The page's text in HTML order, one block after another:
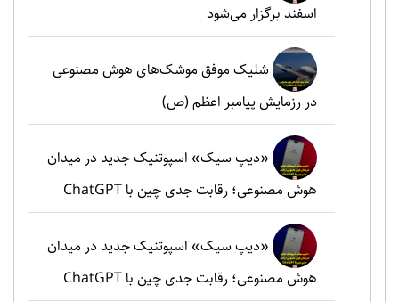
اسفند برگزار می‌شود
شلیک موفق موشک‌های هوش مصنوعی
در رزمایش پیامبر اعظم (ص)
«دیپ سیک» اسپوتنیک جدید در میدان
هوش مصنوعی؛ رقابت جدی چین با ChatGPT
«دیپ سیک» اسپوتنیک جدید در میدان
هوش مصنوعی؛ رقابت جدی چین با ChatGPT